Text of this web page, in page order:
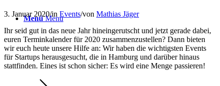
Menü Menü
3. Januar 2020/in Events/von Mathias Jäger
Ihr seid gut in das neue Jahr hineingerutscht und jetzt gerade dabei,
euren Terminkalender für 2020 zusammenzustellen? Dann bieten
wir euch heute unsere Hilfe an: Wir haben die wichtigsten Events
für Startups herausgesucht, die in Hamburg und darüber hinaus
stattfinden. Eines ist schon sicher: Es wird eine Menge passieren!